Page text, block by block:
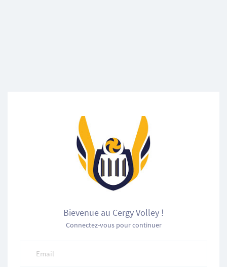
Bievenue au Cergy Volley !
Connectez-vous pour continuer